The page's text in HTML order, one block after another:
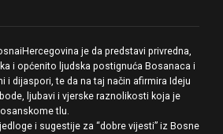
je da predstavi privredna,
i općenito ljudska postignuća Bosanaca i
i dijaspori, te da na taj način afirmira Ideju
ljubavi i vjerske raznolikosti koja je
tlu.
i sugestije za “dobre vijesti” iz Bosne